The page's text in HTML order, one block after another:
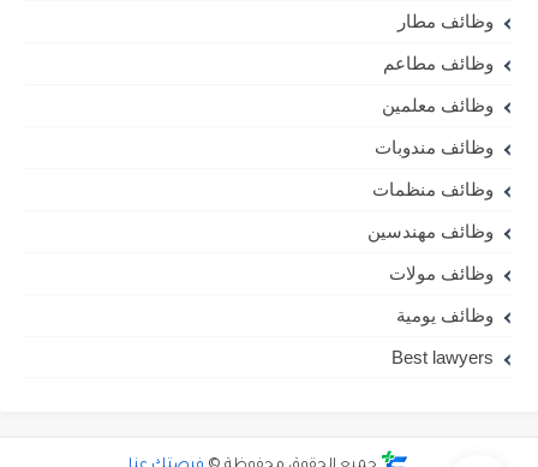
وظائف مطار
وظائف مطاعم
وظائف معلمين
وظائف مندوبات
وظائف منظمات
وظائف مهندسين
وظائف مولات
وظائف يومية
Best lawyers